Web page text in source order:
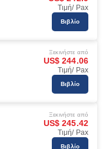
Τιμή/ Pax
Βιβλίο
Ξεκινήστε από
US$ 244.06
Τιμή/ Pax
Βιβλίο
Ξεκινήστε από
US$ 245.42
Τιμή/ Pax
Βιβλίο